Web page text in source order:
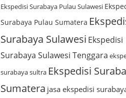
Ekspedisi Surabaya Pulau Sulawesi
Surabaya Pulau Sumatera
Surabaya Sulawesi Ekspedisi
Surabaya Sulawesi Tenggara
surabaya sultra Ekspedisi
Sumatera jasa ekspedisi